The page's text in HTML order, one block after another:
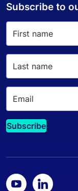
Subscribe to